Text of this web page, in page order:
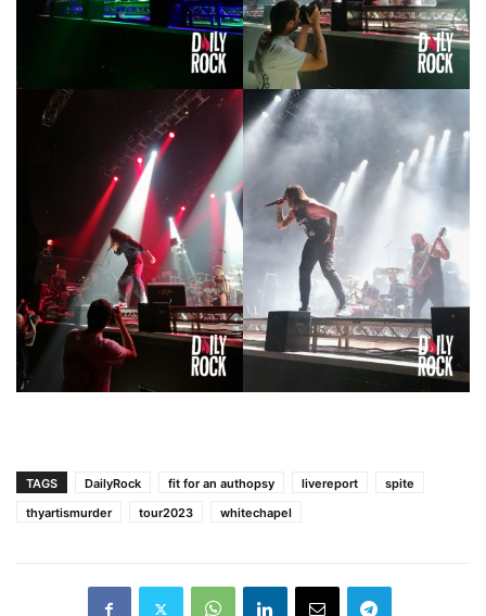
TAGS DailyRock fit for an authopsy livereport
spite
thyartismurder
tour2023 whitechapel